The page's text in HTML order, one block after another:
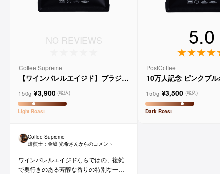
NO REVIEWS
Coffee Supreme
【ワインバレルエイジド】ブラジル
ョ
150g ¥3,900 (税込)
Light Roast
Coffee Supreme
焙煎士： 金城 光希さんからのコメント
ワインバレルエイジドならではの、複雑
で奥行きのある芳醇な香りの特別な一杯
5.0
PostCoffee
10万人記念 ピンクブ
150g ¥3,500 (税込)
Dark Roast